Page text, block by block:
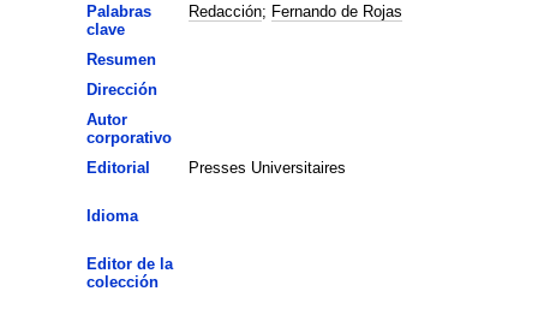
Palabras
clave
Redacción; Fernando de Rojas
Resumen
Dirección
Autor
corporativo
Editorial
Presses Universitaires
Idioma
Editor de la
colección